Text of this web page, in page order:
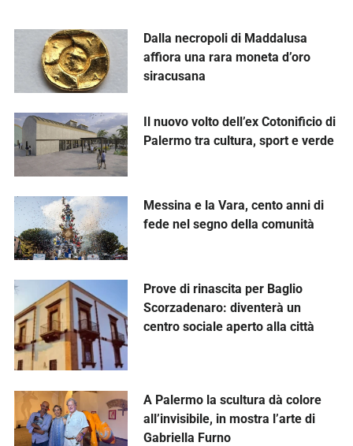
Dalla necropoli di Maddalusa
affiora una rara moneta d’oro
siracusana
Il nuovo volto dell’ex Cotonificio di
Palermo tra cultura, sport e verde
Messina e la Vara, cento anni di
fede nel segno della comunità
Prove di rinascita per Baglio
Scorzadenaro: diventerà un
centro sociale aperto alla città
A Palermo la scultura dà colore
all’invisibile, in mostra l’arte di
Gabriella Furno